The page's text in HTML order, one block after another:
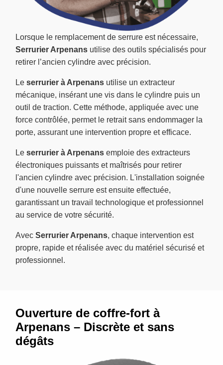
Lorsque le remplacement de serrure est nécessaire,
Serrurier Arpenans utilise des outils spécialisés pour
retirer l’ancien cylindre avec précision.
Le serrurier à Arpenans utilise un extracteur
mécanique, insérant une vis dans le cylindre puis un
outil de traction. Cette méthode, appliquée avec une
force contrôlée, permet le retrait sans endommager la
porte, assurant une intervention propre et efficace.
Le serrurier à Arpenans emploie des extracteurs
électroniques puissants et maîtrisés pour retirer
l'ancien cylindre avec précision. L'installation soignée
d'une nouvelle serrure est ensuite effectuée,
garantissant un travail technologique et professionnel
au service de votre sécurité.
Avec Serrurier Arpenans, chaque intervention est
propre, rapide et réalisée avec du matériel sécurisé et
professionnel.
Ouverture de coffre-fort à
Arpenans – Discrète et sans
dégâts